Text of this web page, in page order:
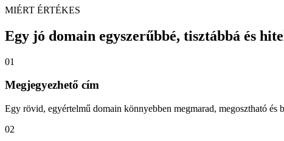
MIÉRT ÉRTÉKES
Egy jó domain egyszerűbbé, tisztábbá és
01
Megjegyezhető cím
Egy rövid, egyértelmű domain könnyebben megmarad, megosztható és
02